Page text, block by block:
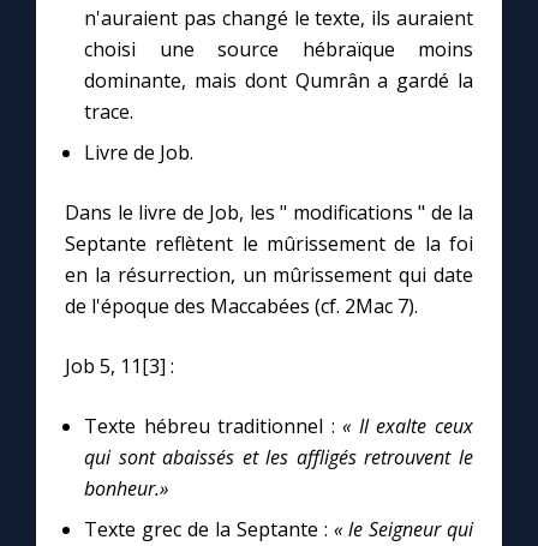
n'auraient pas changé le texte, ils auraient
choisi une source hébraïque moins
dominante, mais dont Qumrân a gardé la
trace.
Livre de Job.
Dans le livre de Job, les " modifications " de la
Septante reflètent le mûrissement de la foi
en la résurrection, un mûrissement qui date
de l'époque des Maccabées (cf. 2Mac 7).
Job 5, 11[3] :
Texte hébreu traditionnel :« Il exalte ceux
qui sont abaissés et les affligés retrouvent le
bonheur.»
Texte grec de la Septante : « le Seigneur qui